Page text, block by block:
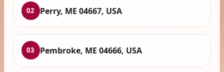
02 Perry, ME 04667, USA
03 Pembroke, ME 04666, USA